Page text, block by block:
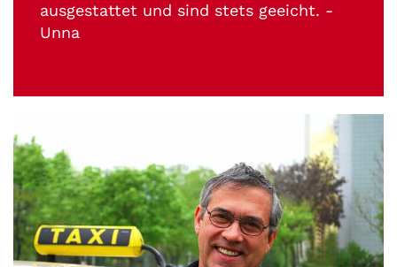
ausgestattet und sind stets geeicht. -
Unna